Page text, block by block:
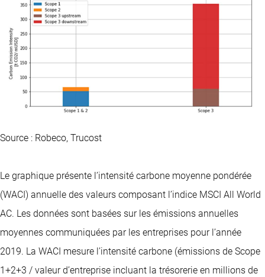
Source : Robeco, Trucost
Le graphique présente l’intensité carbone moyenne pondérée
(WACI) annuelle des valeurs composant l’indice MSCI All World
AC. Les données sont basées sur les émissions annuelles
moyennes communiquées par les entreprises pour l’année
2019. La WACI mesure l’intensité carbone (émissions de Scope
1+2+3 / valeur d’entreprise incluant la trésorerie en millions de